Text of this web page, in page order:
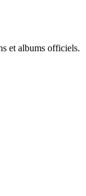
et albums officiels.